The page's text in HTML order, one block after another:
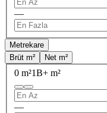
—
Metrekare
Brüt m²
Net m²
0 m²1B+ m²
—